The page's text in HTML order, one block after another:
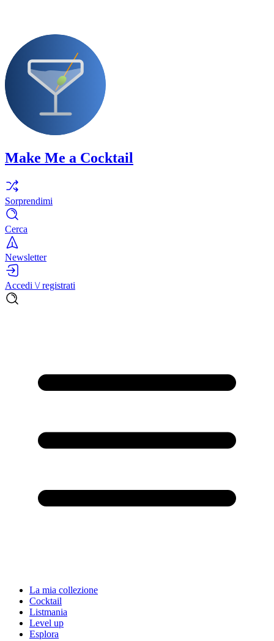
Make Me a Cocktail
Sorprendimi
Cerca
Newsletter
Accedi \/ registrati
La mia collezione
Cocktail
Listmania
Level up
Esplora